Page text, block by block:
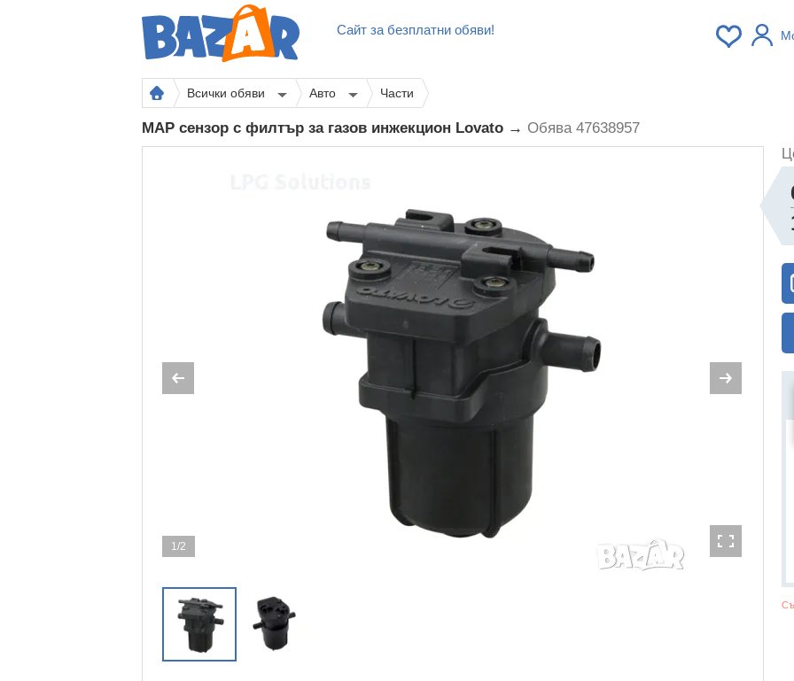
Сайт за безплатни обяви!
Всички обяви Авто Части
MAP сензор с филтър за газов инжекцион Lovato → Обява 47638957
1/2